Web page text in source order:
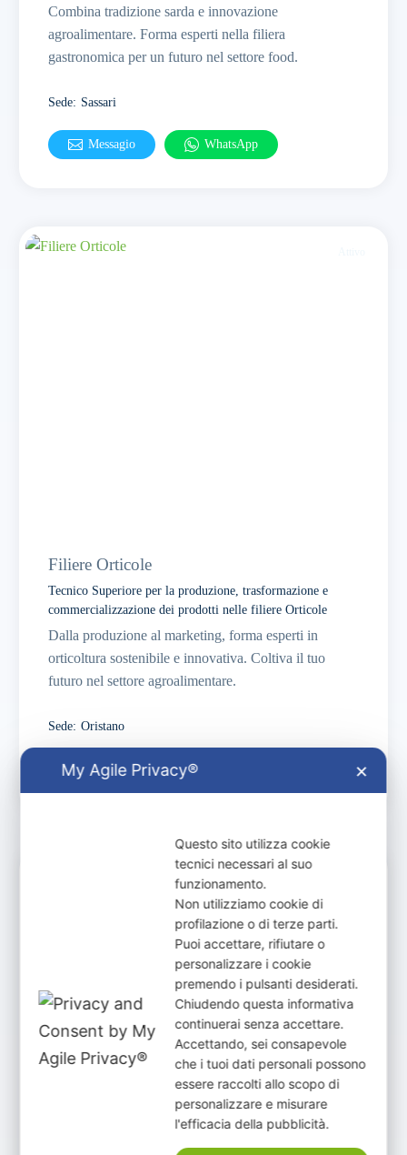
Combina tradizione sarda e innovazione
agroalimentare. Forma esperti nella filiera
gastronomica per un futuro nel settore food.
Sede: Sassari
Messagio WhatsApp
Filiere Orticole
Tecnico Superiore per la produzione, trasformazione e
commercializzazione dei prodotti nelle filiere Orticole
Dalla produzione al marketing, forma esperti in
orticoltura sostenibile e innovativa. Coltiva il tuo
futuro nel settore agroalimentare.
Sede: Oristano
Messagio
My Agile Privacy® ✕
Questo sito utilizza cookie
tecnici necessari al suo
funzionamento.
Non utilizziamo cookie di
profilazione o di terze parti.
Puoi accettare, rifiutare o
personalizzare i cookie
premendo i pulsanti desiderati.
Chiudendo questa informativa
continuerai senza accettare.
Accettando, sei consapevole
che i tuoi dati personali possono
essere raccolti allo scopo di
personalizzare e misurare
l'efficacia della pubblicità.